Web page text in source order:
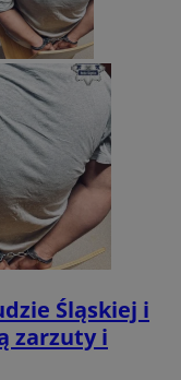
Śląskiej i
zarzuty i